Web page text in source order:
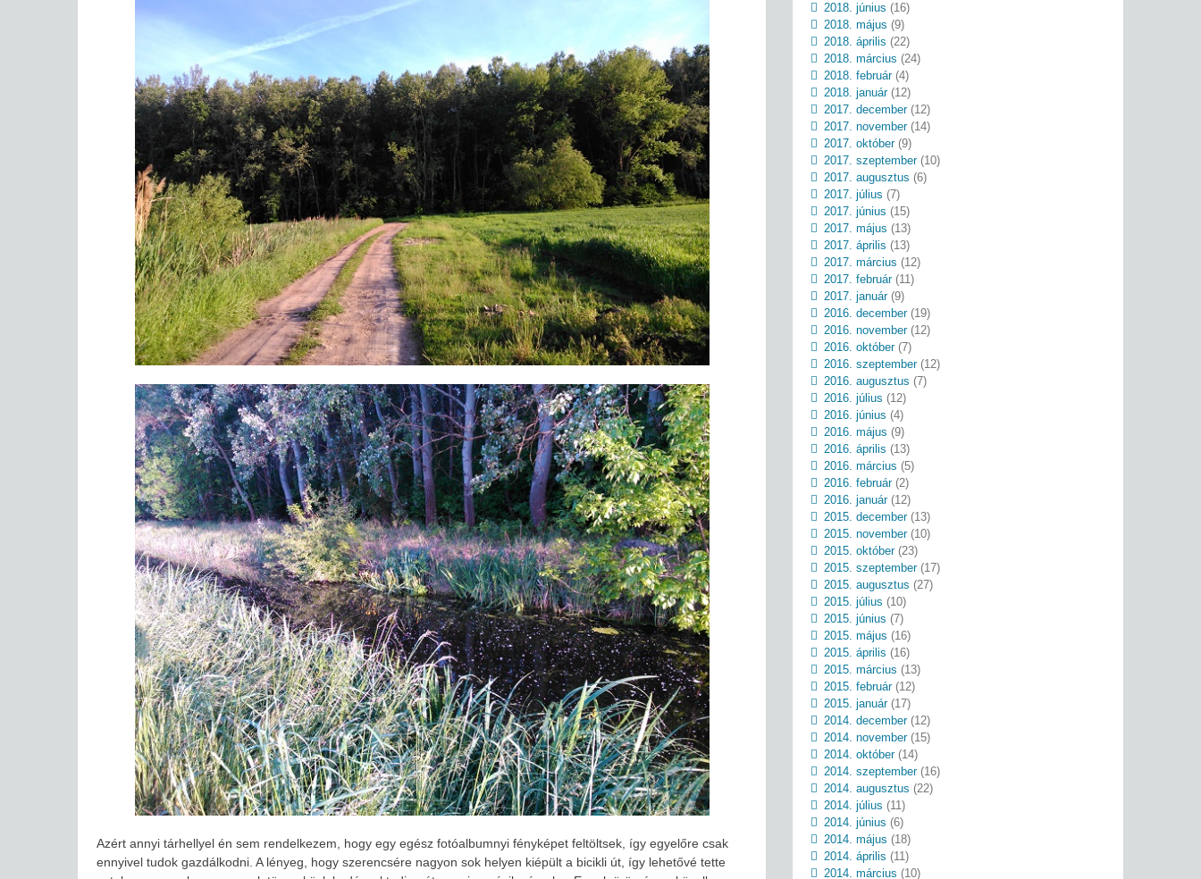
Azért annyi tárhellyel én sem rendelkezem, hogy egy egész fotóalbumnyi fényképet feltöltsek, így egyelőre csak
ennyivel tudok gazdálkodni. A lényeg, hogy szerencsére nagyon sok helyen kiépült a bicikli út, így lehetővé tette
2018. június (16)
2018. május (9)
2018. április (22)
2018. március (24)
2018. február(4)
2018. január(12)
2017. december(12)
2017. november(14)
2017. október(9)
2017. szeptember(10)
2017. augusztus (6)
2017. július (7)
2017. június (15)
2017. május (13)
2017. április (13)
2017. március (12)
2017. február(11)
2017. január(9)
2016. december(19)
2016. november(12)
2016. október(7)
2016. szeptember(12)
2016. augusztus (7)
2016. július (12)
2016. június (4)
2016. május (9)
2016. április (13)
2016. március (5)
2016. február(2)
2016. január(12)
2015. december(13)
2015. november(10)
2015. október(23)
2015. szeptember(17)
2015. augusztus (27)
2015. július (10)
2015. június (7)
2015. május (16)
2015. április (16)
2015. március (13)
2015. február(12)
2015. január(17)
2014. december(12)
2014. november(15)
2014. október(14)
2014. szeptember(16)
2014. augusztus (22)
2014. július (11)
2014. június (6)
2014. május (18)
2014. április (11)
2014. március (10)